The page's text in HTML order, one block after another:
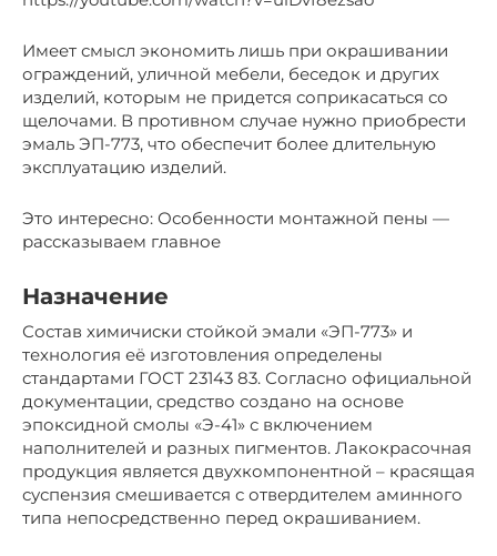
Имеет смысл экономить лишь при окрашивании
ограждений, уличной мебели, беседок и других
изделий, которым не придется соприкасаться со
щелочами. В противном случае нужно приобрести
эмаль ЭП-773, что обеспечит более длительную
эксплуатацию изделий.
Это интересно: Особенности монтажной пены —
рассказываем главное
Назначение
Состав химичиски стойкой эмали «ЭП-773» и
технология её изготовления определены
стандартами ГОСТ 23143 83. Согласно официальной
документации, средство создано на основе
эпоксидной смолы «Э-41» с включением
наполнителей и разных пигментов. Лакокрасочная
продукция является двухкомпонентной – красящая
суспензия смешивается с отвердителем аминного
типа непосредственно перед окрашиванием.